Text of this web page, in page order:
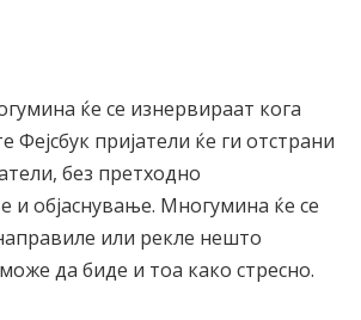
ќе се изнервираат кога
Фејсбук пријатели ќе ги отстрани
без претходно
и објаснување. Многумина ќе се
или рекле нешто
да биде и тоа како стресно.